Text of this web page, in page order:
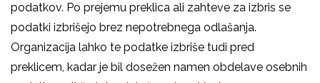
podatkov. Po prejemu preklica ali zahteve za izbris se
podatki izbrišejo brez nepotrebnega odlašanja.
Organizacija lahko te podatke izbriše tudi pred
preklicem, kadar je bil dosežen namen obdelave osebnih